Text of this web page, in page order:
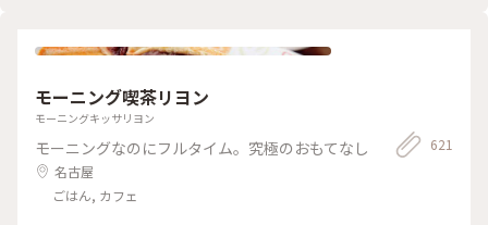
モーニング喫茶リヨン
モーニングキッサリヨン
モーニングなのにフルタイム。究極のおもてなし
名古屋
ごはん, カフェ
621